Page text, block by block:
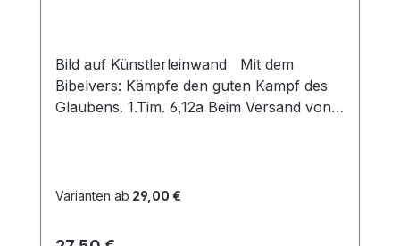
Bild auf Künstlerleinwand Mit dem
Bibelvers: Kämpfe den guten Kampf des
Glaubens. 1.Tim. 6,12a Beim Versand von
Sperrgut in Höhe von 28,99€ berechnet.
Sperrgutzuschlag 30€.
Varianten ab 29,00 €